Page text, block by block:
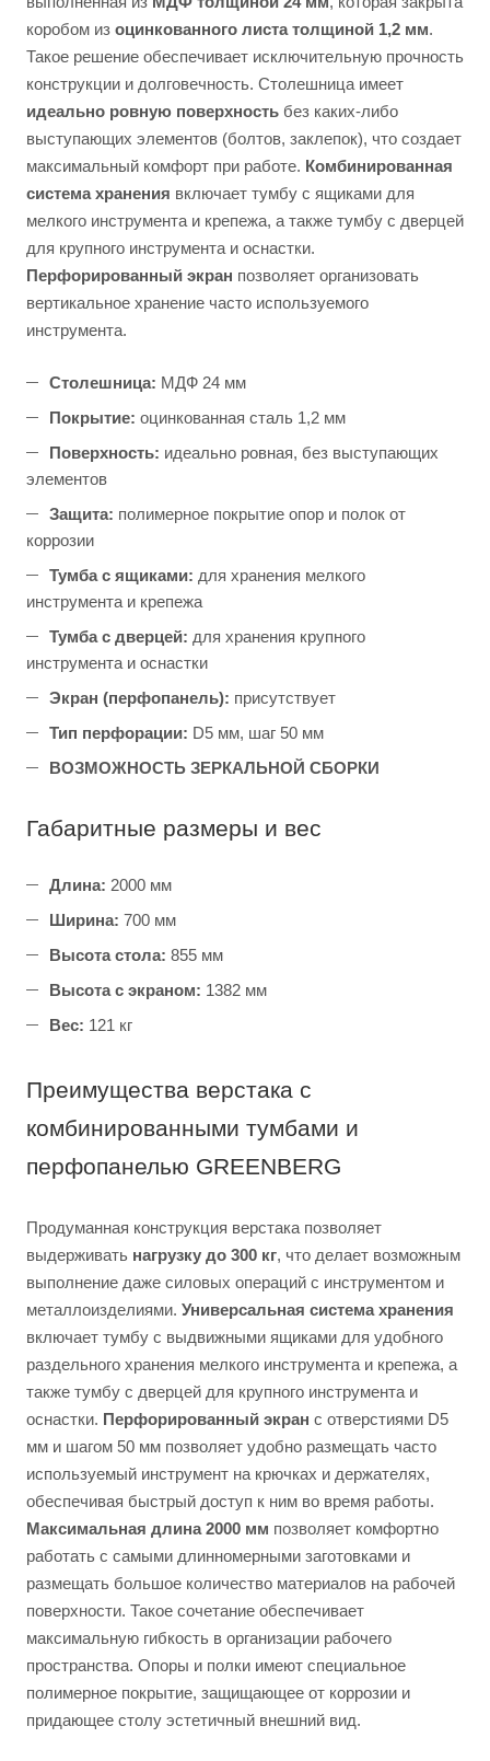
коробом из оцинкованного листа толщиной 1,2 мм.
Такое решение обеспечивает исключительную прочность
конструкции и долговечность. Столешница имеет
идеально ровную поверхность без каких-либо
выступающих элементов (болтов, заклепок), что создает
максимальный комфорт при работе. Комбинированная
система хранения включает тумбу с ящиками для
мелкого инструмента и крепежа, а также тумбу с дверцей
для крупного инструмента и оснастки.
Перфорированный экран позволяет организовать
вертикальное хранение часто используемого
инструмента.
Столешница: МДФ 24 мм
Покрытие: оцинкованная сталь 1,2 мм
Поверхность: идеально ровная, без выступающих
элементов
Защита: полимерное покрытие опор и полок от
коррозии
Тумба с ящиками: для хранения мелкого
инструмента и крепежа
Тумба с дверцей: для хранения крупного
инструмента и оснастки
Экран (перфопанель): присутствует
Тип перфорации: D5 мм, шаг 50 мм
ВОЗМОЖНОСТЬ ЗЕРКАЛЬНОЙ СБОРКИ
Габаритные размеры и вес
Длина: 2000 мм
Ширина: 700 мм
Высота стола: 855 мм
Высота с экраном: 1382 мм
Вес: 121 кг
Преимущества верстака с
комбинированными тумбами и
перфопанелью GREENBERG
Продуманная конструкция верстака позволяет
выдерживать нагрузку до 300 кг, что делает возможным
выполнение даже силовых операций с инструментом и
металлоизделиями. Универсальная система хранения
включает тумбу с выдвижными ящиками для удобного
раздельного хранения мелкого инструмента и крепежа, а
также тумбу с дверцей для крупного инструмента и
оснастки. Перфорированный экран с отверстиями D5
мм и шагом 50 мм позволяет удобно размещать часто
используемый инструмент на крючках и держателях,
обеспечивая быстрый доступ к ним во время работы.
Максимальная длина 2000 мм позволяет комфортно
работать с самыми длинномерными заготовками и
размещать большое количество материалов на рабочей
поверхности. Такое сочетание обеспечивает
максимальную гибкость в организации рабочего
пространства. Опоры и полки имеют специальное
полимерное покрытие, защищающее от коррозии и
придающее столу эстетичный внешний вид.